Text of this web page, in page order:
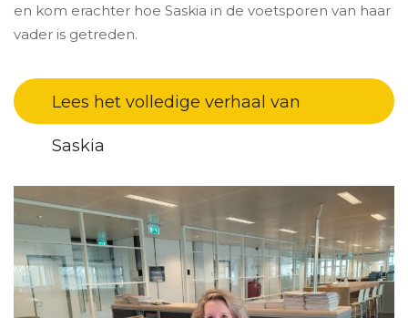
en kom erachter hoe Saskia in de voetsporen van haar
vader is getreden.
Lees het volledige verhaal van
Saskia